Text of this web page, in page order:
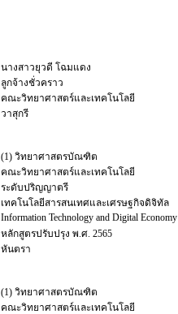
นางสาวยุวดี โฉมแดง
ลูกจ้างชั่วคราว
คณะวิทยาศาสตร์และเทคโนโลยี
วาสุกรี
(1) วิทยาศาสตรบัณฑิต
คณะวิทยาศาสตร์และเทคโนโลยี
ระดับปริญญาตรี
เทคโนโลยีสารสนเทศและเศรษฐกิจดิจิทัล
Information Technology and Digital Economy
หลักสูตรปรับปรุง พ.ศ. 2565
หันตรา
(1) วิทยาศาสตรบัณฑิต
คณะวิทยาศาสตร์และเทคโนโลยี